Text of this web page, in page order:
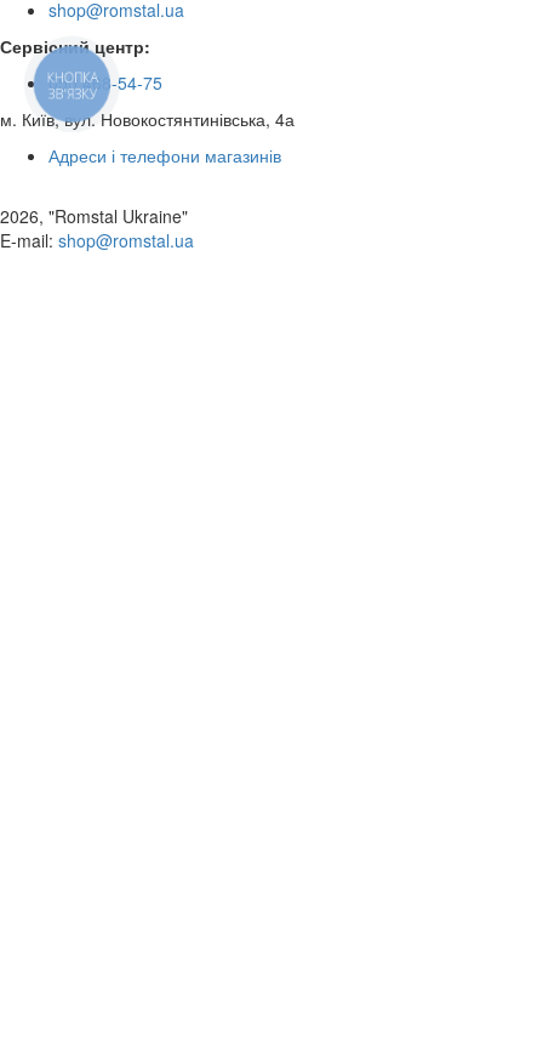
shop@romstal.ua
Сервісний центр:
050 468-54-75
м. Київ, вул. Новокостянтинівська, 4а
Адреси і телефони магазинів
2026, "Romstal Ukraine"
​E-mail: shop@romstal.ua
КНОПКА
ЗВ'ЯЗКУ